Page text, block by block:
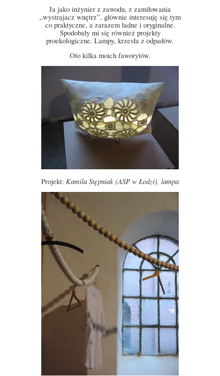
Ja jako inżynier z zawodu, z zamiłowania
„wystrajacz wnętrz”, głównie interesuję się tym
co praktyczne, a zarazem ładne i oryginalne.
Spodobały mi się również projekty
proekologiczne. Lampy, krzesła z odpadów.
Oto kilka moich faworytów.
Projekt: Kamila Stępniak (ASP w Łodzi), lampa